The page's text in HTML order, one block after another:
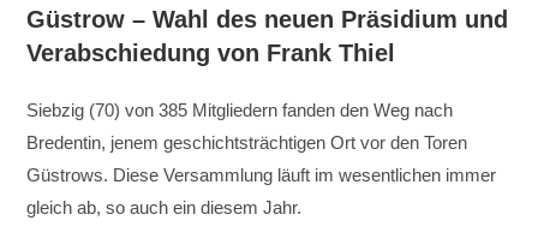
Güstrow – Wahl des neuen Präsidium und
Verabschiedung von Frank Thiel
Siebzig (70) von 385 Mitgliedern fanden den Weg nach
Bredentin, jenem geschichtsträchtigen Ort vor den Toren
Güstrows. Diese Versammlung läuft im wesentlichen immer
gleich ab, so auch ein diesem Jahr.